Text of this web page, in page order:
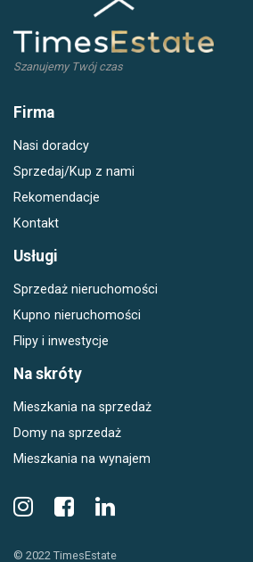
Szanujemy Twój czas
Firma
Nasi doradcy
Sprzedaj/Kup z nami
Rekomendacje
Kontakt
Usługi
Sprzedaż nieruchomości
Kupno nieruchomości
Flipy i inwestycje
Na skróty
Mieszkania na sprzedaż
Domy na sprzedaż
Mieszkania na wynajem
© 2022 TimesEstate